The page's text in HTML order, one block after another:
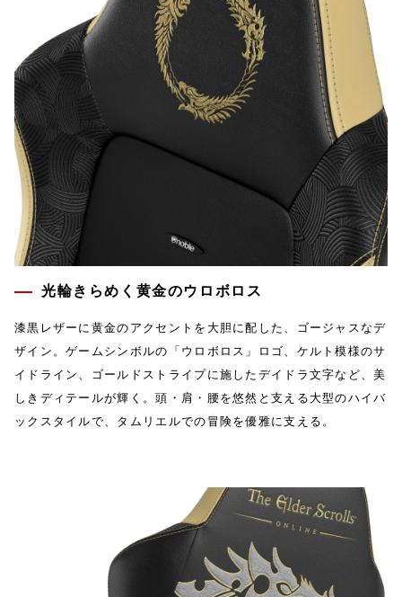
光輪きらめく黄金のウロボロス
漆黒レザーに黄金のアクセントを大胆に配した、ゴージャスなデ
ザイン。ゲームシンボルの「ウロボロス」ロゴ、ケルト模様のサ
イドライン、ゴールドストライプに施したデイドラ文字など、美
しきディテールが輝く。頭・肩・腰を悠然と支える大型のハイバ
ックスタイルで、タムリエルでの冒険を優雅に支える。